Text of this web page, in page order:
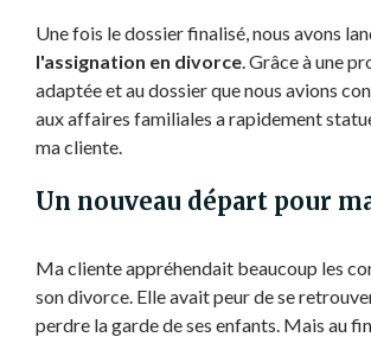
Une fois le dossier finalisé, nous avons
l'assignation en divorce. Grâce à une
adaptée et au dossier que nous avions
aux affaires familiales a rapidement
ma cliente.
Un nouveau départ pour
Ma cliente appréhendait beaucoup les
son divorce. Elle avait peur de se
perdre la garde de ses enfants. Mais au